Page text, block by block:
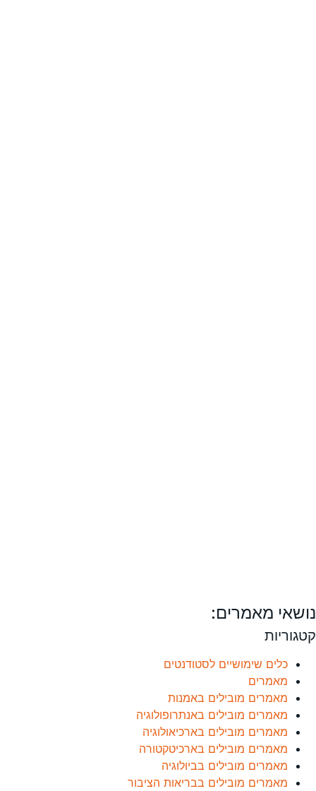
נושאי מאמרים:
קטגוריות
כלים שימושיים לסטודנטים
מאמרים
מאמרים מובילים באמנות
מאמרים מובילים באנתרופולוגיה
מאמרים מובילים בארכיאולוגיה
מאמרים מובילים בארכיטקטורה
מאמרים מובילים בביולוגיה
מאמרים מובילים בבריאות הציבור